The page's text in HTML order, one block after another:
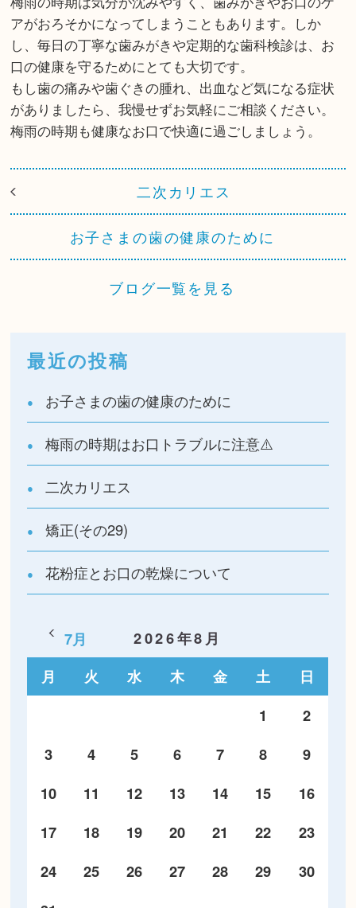
アがおろそかになってしまうこともあります。しか
し、毎日の丁寧な歯みがきや定期的な歯科検診は、お
口の健康を守るためにとても大切です。
もし歯の痛みや歯ぐきの腫れ、出血など気になる症状
がありましたら、我慢せずお気軽にご相談ください。
梅雨の時期も健康なお口で快適に過ごしましょう。
二次カリエス
お子さまの歯の健康のために
ブログ一覧を見る
最近の投稿
お子さまの歯の健康のために
梅雨の時期はお口トラブルに注意⚠️
二次カリエス
矯正(その29)
花粉症とお口の乾燥について
2026年8月
月
火 水 木 金 土 日
7月
1
2
3
4 5 6 7 8
9
10
11 12 13 14 15
16
17
18 19 20 21 22
23
24
25 26 27 28 29
30